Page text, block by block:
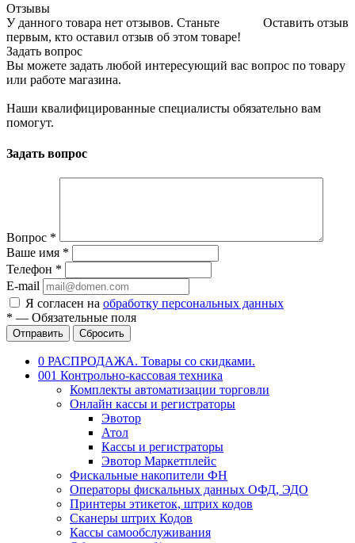
Отзывы
Оставить отзыв
У данного товара нет отзывов. Станьте
первым, кто оставил отзыв об этом товаре!
Задать вопрос
Вы можете задать любой интересующий вас вопрос по товару
или работе магазина.
Наши квалифицированные специалисты обязательно вам
помогут.
Задать вопрос
Вопрос *
Ваше имя *
Телефон *
E-mail
Я согласен на обработку персональных данных
* — Обязательные поля
Отправить Сбросить
0 РАСПРОДАЖА. Товары со скидками.
001 Контрольно-кассовая техника
Комплекты автоматизации торговли
Онлайн кассы и регистраторы
Эвотор
Атол
Кассы и регистраторы
Эвотор Маркетплейс
Фискальные накопители ФН
Операторы фискальных данных ОФД, ЭДО
Принтеры этикеток, штрих кодов
Сканеры штрих Кодов
Кассы самообслуживания